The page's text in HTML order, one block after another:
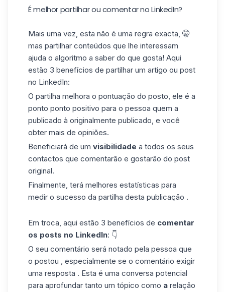
É melhor partilhar ou comentar no LinkedIn?
Mais uma vez, esta não é uma regra exacta, 🤫
mas partilhar conteúdos que lhe interessam
ajuda o algoritmo a saber do que gosta! Aqui
estão 3 benefícios de partilhar um artigo ou post
no LinkedIn:
O partilha melhora o pontuação do posto, ele é a
ponto ponto positivo para o pessoa quem a
publicado à originalmente publicado, e você
obter mais de opiniões.
Beneficiará de um visibilidade a todos os seus
contactos que comentarão e gostarão do post
original.
Finalmente, terá melhores estatísticas para
medir o sucesso da partilha desta publicação .
Em troca, aqui estão 3 benefícios de comentar
os posts no LinkedIn: 👇
O seu comentário será notado pela pessoa que
o postou , especialmente se o comentário exigir
uma resposta . Esta é uma conversa potencial
para aprofundar tanto um tópico como a relação